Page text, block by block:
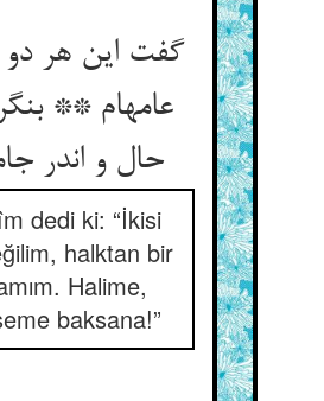
گفت این هر دو
عامه‏ام ** بنگر
حال و اندر
dedi ki: “İkisi
halktan bir
Halime,
baksana!”